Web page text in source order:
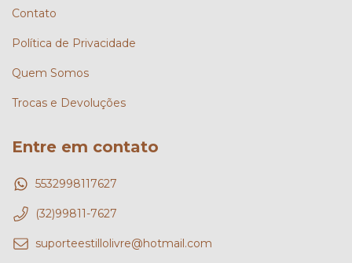
Contato
Política de Privacidade
Quem Somos
Trocas e Devoluções
Entre em contato
5532998117627
(32)99811-7627
suporteestillolivre@hotmail.com